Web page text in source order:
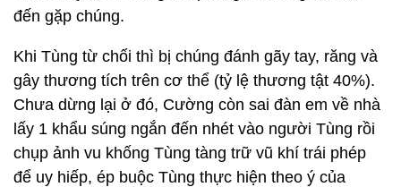
đến gặp chúng.
Khi Tùng từ chối thì bị chúng đánh gãy tay, răng và
gây thương tích trên cơ thể (tỷ lệ thương tật 40%).
Chưa dừng lại ở đó, Cường còn sai đàn em về nhà
lấy 1 khẩu súng ngắn đến nhét vào người Tùng rồi
chụp ảnh vu khống Tùng tàng trữ vũ khí trái phép
để uy hiếp, ép buộc Tùng thực hiện theo ý của